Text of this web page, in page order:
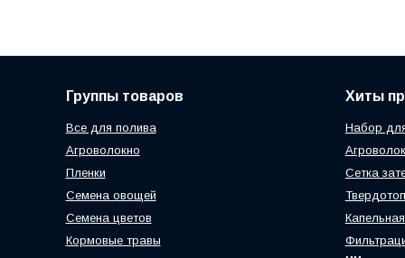
Группы товаров
Все для полива
Агроволокно
Пленки
Семена овощей
Семена цветов
Кормовые травы
Хиты
Набор
Сетка